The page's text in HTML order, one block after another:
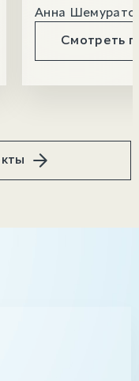
Анна
Смотреть